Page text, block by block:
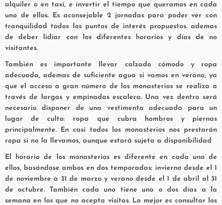
alquiler o en taxi, e invertir el tiempo que queramos en cada
uno de ellos. Es aconsejable 2 jornadas para poder ver con
tranquilidad todos los puntos de interés propuestos. ademas
de deber lidiar con los diferentes horarios y días de no
visitantes.
También es importante llevar calzado cómodo y ropa
adecuada, ademas de suficiente agua si vamos en verano, ya
que el acceso a gran número de los monasterios se realiza a
través de largas y empinadas escalera. Una vez dentro será
necesario disponer de una vestimenta adecuada para un
lugar de culto: ropa que cubra hombros y piernas
principalmente. En casi todos los monasterios nos prestarán
ropa si no la llevamos, aunque estará sujeta a disponibilidad
El horario de los monasterios es diferente en cada uno de
ellos, basándose ambos en dos temporadas: invierno desde el 1
de noviembre a 31 de marzo y verano desde el 1 de abril al 31
de octubre. También cada uno tiene uno o dos días a la
semana en los que no acepta visitas. Lo mejor es consultar los